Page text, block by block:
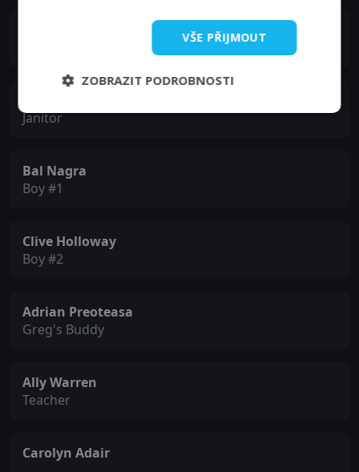
Janitor
Bal Nagra
Boy #1
Clive Holloway
Boy #2
Adrian Preoteasa
Greg's Buddy
Ally Warren
Teacher
Carolyn Adair
VŠE PŘIJMOUT
ZOBRAZIT PODROBNOSTI